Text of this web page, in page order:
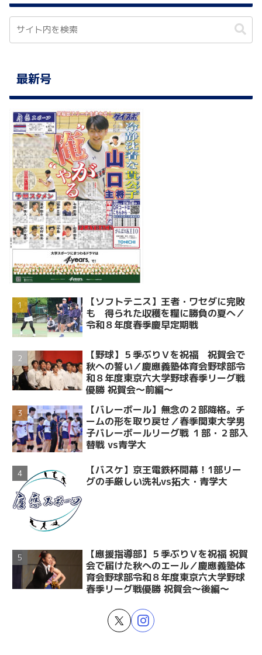
最新号
【ソフトテニス】王者・ワセダに完敗
も 得られた収穫を糧に勝負の夏へ／
令和８年度春季慶早定期戦
【野球】５季ぶりＶを祝福 祝賀会で
秋への誓い／慶應義塾体育会野球部令
和８年度東京六大学野球春季リーグ戦
優勝 祝賀会～前編～
【バレーボール】無念の２部降格。チ
ームの形を取り戻せ／春季関東大学男
子バレーボールリーグ戦 １部・２部入
替戦 vs青学大
【バスケ】京王電鉄杯開幕！1部リー
グの手厳しい洗礼vs拓大・青学大
【應援指導部】５季ぶりＶを祝福 祝賀
会で届けた秋へのエール／慶應義塾体
育会野球部令和８年度東京六大学野球
春季リーグ戦優勝 祝賀会～後編～